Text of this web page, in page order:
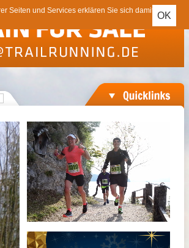
OK
Seiten und Services erklären Sie sich damit